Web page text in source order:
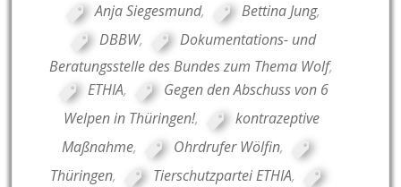
Anja Siegesmund, Bettina Jung,
DBBW,
Dokumentations- und
Beratungsstelle des Bundes zum Thema Wolf,
ETHIA,
Gegen den Abschuss von 6
Welpen in Thüringen!,
kontrazeptive
Maßnahme, Ohrdrufer Wölfin,
Thüringen, Tierschutzpartei ETHIA,